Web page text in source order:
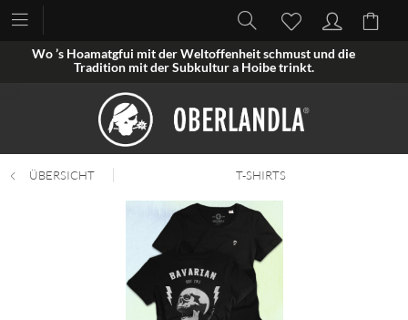
Wo ’s Hoamatgfui mit der Weltoffenheit schmust und die
Tradition mit der Subkultur a Hoibe trinkt.
ÜBERSICHT T-SHIRTS